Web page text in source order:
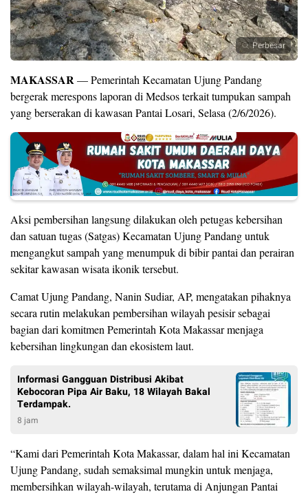
Perbesar
MAKASSAR— Pemerintah Kecamatan Ujung Pandang
bergerak merespons laporan di Medsos terkait tumpukan sampah
yang berserakan di kawasan Pantai Losari, Selasa (2/6/2026).
Aksi pembersihan langsung dilakukan oleh petugas kebersihan
dan satuan tugas (Satgas) Kecamatan Ujung Pandang untuk
mengangkut sampah yang menumpuk di bibir pantai dan perairan
sekitar kawasan wisata ikonik tersebut.
Camat Ujung Pandang, Nanin Sudiar, AP, mengatakan pihaknya
secara rutin melakukan pembersihan wilayah pesisir sebagai
bagian dari komitmen Pemerintah Kota Makassar menjaga
kebersihan lingkungan dan ekosistem laut.
Informasi Gangguan Distribusi Akibat
Kebocoran Pipa Air Baku, 18 Wilayah Bakal
Terdampak.
8 jam
“Kami dari Pemerintah Kota Makassar, dalam hal ini Kecamatan
Ujung Pandang, sudah semaksimal mungkin untuk menjaga,
membersihkan wilayah-wilayah, terutama di Anjungan Pantai